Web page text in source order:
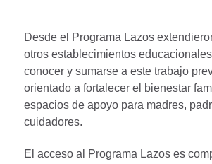
Desde el Programa Lazos
otros establecimientos
conocer y sumarse a este trabajo
orientado a fortalecer el bienestar
espacios de apoyo para madres,
cuidadores.
El acceso al Programa Lazos es